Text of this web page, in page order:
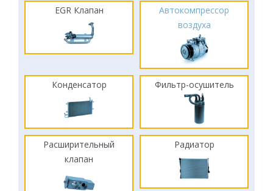
EGR Клапан
Автокомпрессор
воздуха
Конденсатор Фильтр-осушитель
Расширительный
клапан
Радиатор